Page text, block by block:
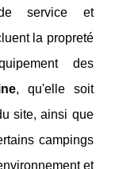
service et
la propreté
des
, qu'elle soit
site, ainsi que
campings
et